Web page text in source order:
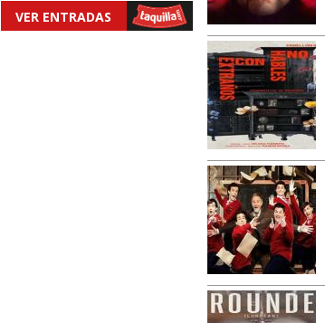
VER ENTRADAS